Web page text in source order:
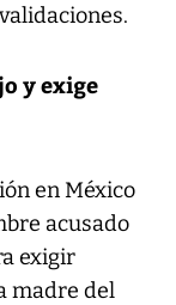
y exige
en México
acusado
exigir
madre del